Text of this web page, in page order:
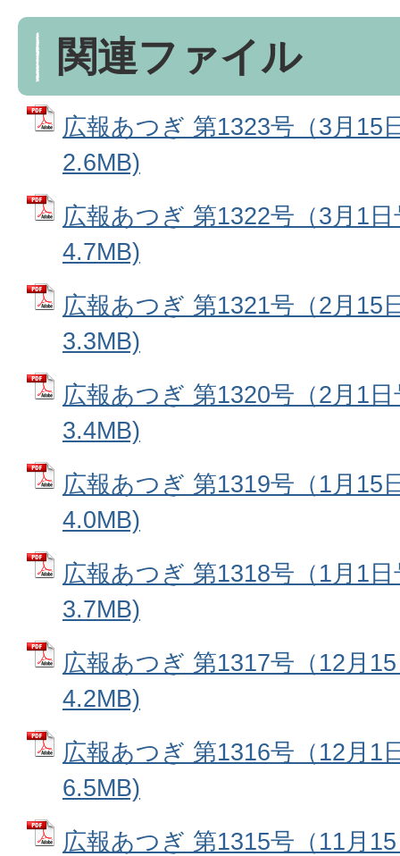
関連ファイル
広報あつぎ 第1323号（3月15
2.6MB)
広報あつぎ 第1322号（3月1
4.7MB)
広報あつぎ 第1321号（2月15
3.3MB)
広報あつぎ 第1320号（2月1
3.4MB)
広報あつぎ 第1319号（1月15
4.0MB)
広報あつぎ 第1318号（1月1
3.7MB)
広報あつぎ 第1317号（12月
4.2MB)
広報あつぎ 第1316号（12月1
6.5MB)
広報あつぎ 第1315号（11月